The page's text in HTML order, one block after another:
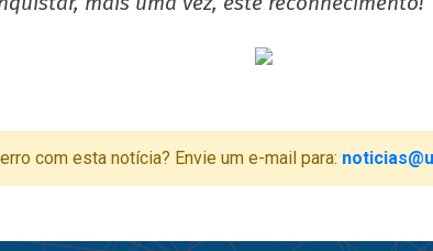
com esta notícia? Envie um e-mail para: